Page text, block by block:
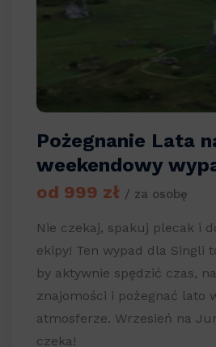
Pożegnanie Lata
weekendowy
od 999 zł / za osobę
Nie czekaj, spakuj plecak i
ekipy! Ten wypad dla Singli
by aktywnie spędzić czas,
znajomości i pożegnać lato
atmosferze. Wrzesień na
czeka!